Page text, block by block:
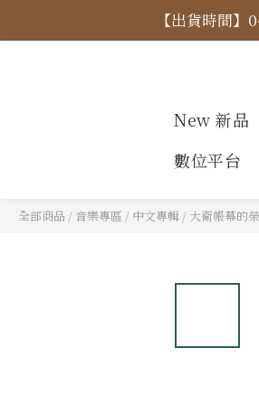
【出貨時間
New 新品
數位平台
全部商品 / 音樂專區 / 中文專輯 / 大衛帳幕的